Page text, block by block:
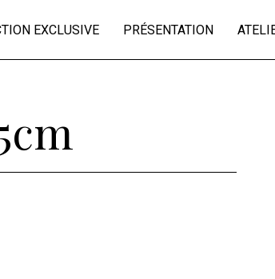
EXCLUSIVE PRÉSENTATION